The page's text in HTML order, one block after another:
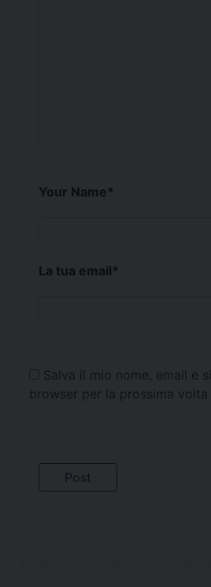
Your Name*
La tua email*
Salva il mio nome, email e
browser per la prossima